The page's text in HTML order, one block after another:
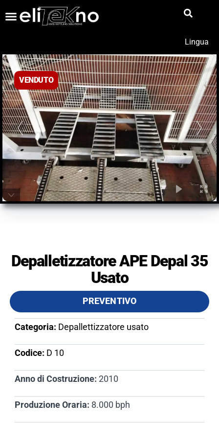
Lingua
VENDUTO
Depalletizzatore APE Depal 35
Usato
PREVENTIVO
Categoria: Depallettizzatore usato
Codice: D 10​
Anno di Costruzione: 2010
Produzione Oraria: 8.000 bph